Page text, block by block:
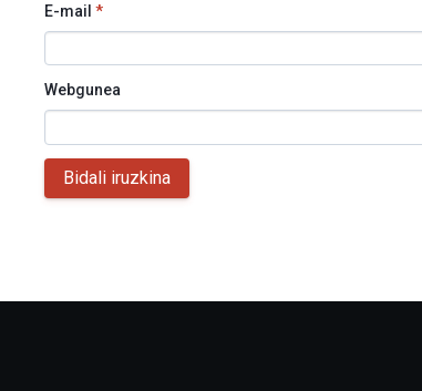
E-mail*
Webgunea
Bidali iruzkina